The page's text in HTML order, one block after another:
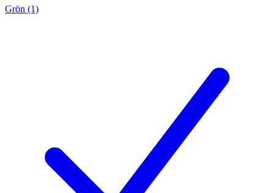
Grön (1)